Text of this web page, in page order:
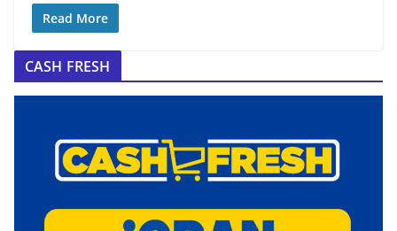
Read More
CASH FRESH